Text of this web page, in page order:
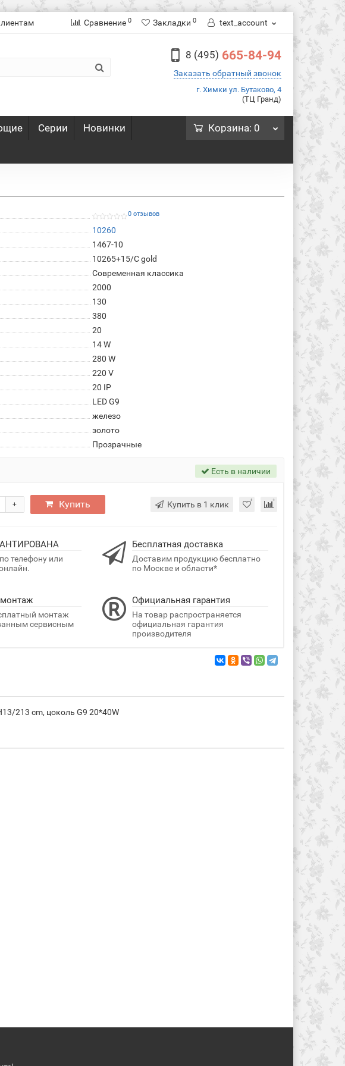
Сравнение 0 Закладки 0 text_account
8 (495) 665-84-94
Заказать обратный звонок
г. Химки ул. Бутаково, 4
(ТЦ Гранд)
Серии
Новинки
Корзина: 0
0 отзывов
10260
1467-10
10265+15/C gold
Современная классика
2000
130
380
20
14 W
280 W
220 V
20 IP
LED G9
железо
золото
Прозрачные
Есть в наличии
+ Купить Купить в 1 клик
телефону или
Бесплатная доставка
Доставим продукцию бесплатно
по Москве и области*
монтаж
сервисным
Официальная гарантия
На товар распространяется
официальная гарантия
производителя
213 cm, цоколь G9 20*40W